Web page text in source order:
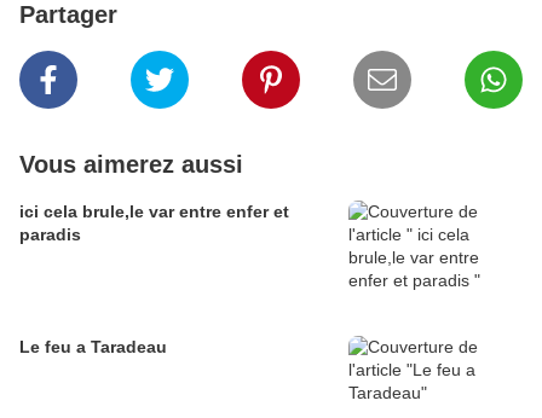
Partager
Vous aimerez aussi
ici cela brule,le var entre enfer et
paradis
Le feu a Taradeau